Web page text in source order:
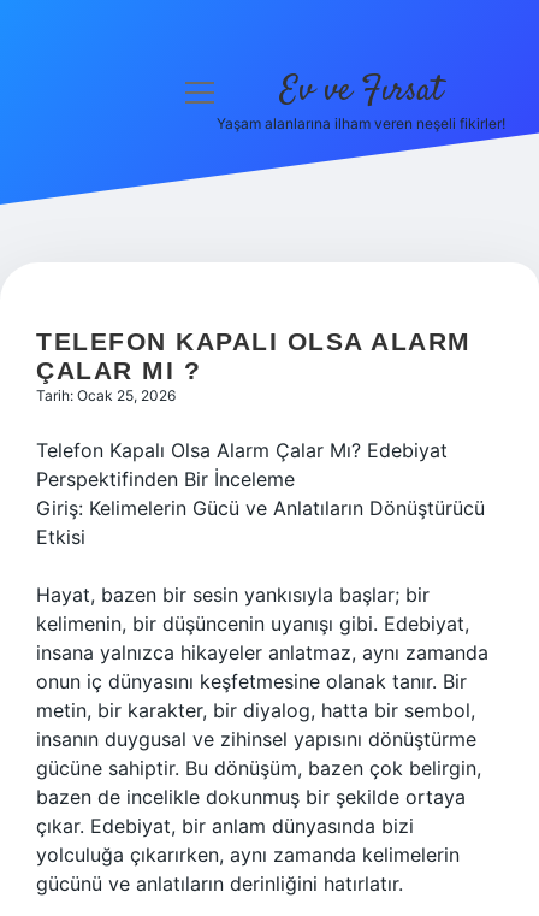
Hakkımızda
menüyü
Ev ve Fırsat
Yaşam alanlarına ilham veren neşeli fikirler!
TELEFON KAPALI OLSA ALARM
ÇALAR MI ?
Tarih: Ocak 25, 2026
Telefon Kapalı Olsa Alarm Çalar Mı? Edebiyat
Perspektifinden Bir İnceleme
Giriş: Kelimelerin Gücü ve Anlatıların Dönüştürücü
Etkisi
Hayat, bazen bir sesin yankısıyla başlar; bir
kelimenin, bir düşüncenin uyanışı gibi. Edebiyat,
insana yalnızca hikayeler anlatmaz, aynı zamanda
onun iç dünyasını keşfetmesine olanak tanır. Bir
metin, bir karakter, bir diyalog, hatta bir sembol,
insanın duygusal ve zihinsel yapısını dönüştürme
gücüne sahiptir. Bu dönüşüm, bazen çok belirgin,
bazen de incelikle dokunmuş bir şekilde ortaya
çıkar. Edebiyat, bir anlam dünyasında bizi
yolculuğa çıkarırken, aynı zamanda kelimelerin
gücünü ve anlatıların derinliğini hatırlatır.